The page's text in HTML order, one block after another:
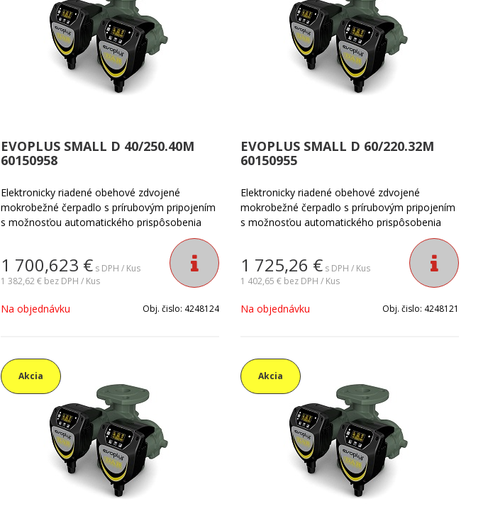
EVOPLUS SMALL D 40/250.40M
60150958
Elektronicky riadené obehové zdvojené
mokrobežné čerpadlo s prírubovým pripojením
s možnosťou automatického prispôsobenia
výkonu čerpadla skutočným požiadavkám
vykurovacích a klimatizačných systémov v
menších objektoch.
1 700,623 € s DPH / Kus
1 382,62 € bez DPH / Kus
Na objednávku Obj. čislo: 4248124
EVOPLUS SMALL D 60/220.32M
60150955
Elektronicky riadené obehové zdvojené
mokrobežné čerpadlo s prírubovým pripojením
s možnosťou automatického prispôsobenia
výkonu čerpadla skutočným požiadavkám
vykurovacích a klimatizačných systémov v
menších objektoch.
1 725,26 € s DPH / Kus
1 402,65 € bez DPH / Kus
Na objednávku Obj. čislo: 4248121
Akcia Akcia